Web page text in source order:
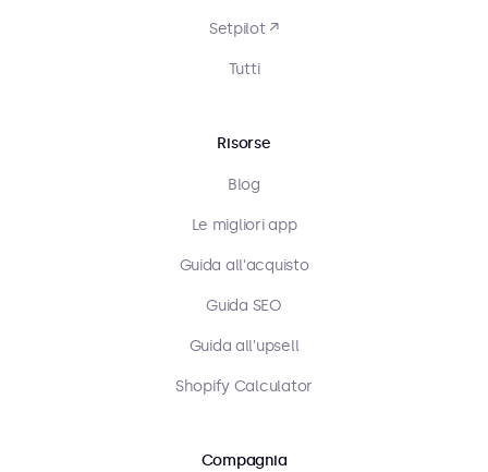
Setpilot ↗
Tutti
Risorse
Blog
Le migliori app
Guida all'acquisto
Guida SEO
Guida all'upsell
Shopify Calculator
Compagnia